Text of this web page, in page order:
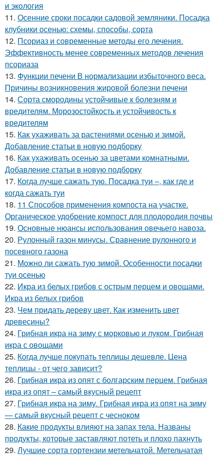
и экология
11. Осенние сроки посадки садовой земляники. Посадка
клубники осенью: схемы, способы, сорта
12. Псориаз и современные методы его лечения.
Эффективность менее современных методов лечения
псориаза
13. Функции печени В нормализации избыточного веса.
Причины возникновения жировой болезни печени
14. Сорта смородины устойчивые к болезням и
вредителям. Морозостойкость и устойчивость к
вредителям
15. Как ухаживать за растениями осенью и зимой.
Добавление статьи в новую подборку
16. Как ухаживать осенью за цветами комнатными.
Добавление статьи в новую подборку
17. Когда лучше сажать тую. Посадка туи –, как где и
когда сажать туи
18. 11 Способов применения компоста на участке.
Органическое удобрение компост для плодородия почвы
19. Основные нюансы использования овечьего навоза.
20. Рулонный газон минусы. Сравнение рулонного и
посевного газона
21. Можно ли сажать тую зимой. Особенности посадки
туи осенью
22. Икра из белых грибов с острым перцем и овощами.
Икра из белых грибов
23. Чем придать дереву цвет. Как изменить цвет
древесины?
24. Грибная икра на зиму с морковью и луком. Грибная
икра с овощами
25. Когда лучше покупать теплицы дешевле. Цена
теплицы - от чего зависит?
26. Грибная икра из опят с болгарским перцем. Грибная
икра из опят – самый вкусный рецепт
27. Грибная икра на зиму. Грибная икра из опят на зиму
— самый вкусный рецепт с чесноком
28. Какие продукты влияют на запах тела. Названы
продукты, которые заставляют потеть и плохо пахнуть
29. Лучшие сорта гортензии метельчатой. Метельчатая